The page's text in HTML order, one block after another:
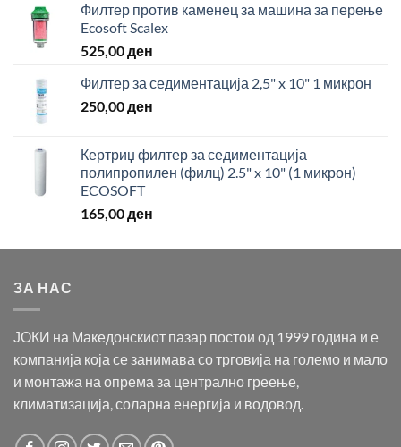
Филтер против каменец за машина за перење
Ecosoft Scalex
525,00ден
Филтер за седиментација 2,5" x 10" 1 микрон
250,00ден
Кертриџ филтер за седиментација
полипропилен (филц) 2.5" x 10" (1 микрон)
ECOSOFT
165,00ден
ЗА НАС
ЈОКИ на Македонскиот пазар постои од 1999 година и е
компанија која се занимава со трговија на големо и мало
и монтажа на опрема за централно греење,
климатизација, соларна енергија и водовод.